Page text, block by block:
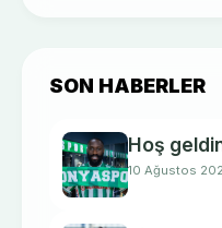
SON HABERLER
Hoş
10 Ağustos